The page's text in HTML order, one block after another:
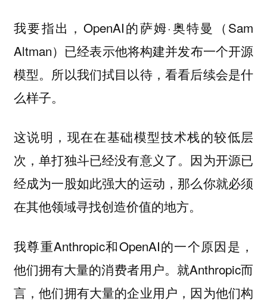
我要指出，OpenAI的萨姆·奥特曼（Sam
Altman）已经表示他将构建并发布一个开源
模型。所以我们拭目以待，看看后续会是什
么样子。
这说明，现在在基础模型技术栈的较低层
次，单打独斗已经没有意义了。因为开源已
经成为一股如此强大的运动，那么你就必须
在其他领域寻找创造价值的地方。
我尊重Anthropic和OpenAI的一个原因是，
他们拥有大量的消费者用户。就Anthropic而
言，他们拥有大量的企业用户，因为他们构